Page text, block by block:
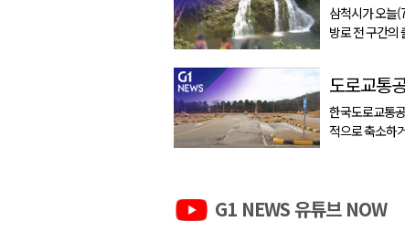
삼척시가 오늘
방로 전 구간의 출입을
난 5일 낙석이
한국도로교통
적으로 축소하거나 중단합
G1 NEWS 유튜브 NOW